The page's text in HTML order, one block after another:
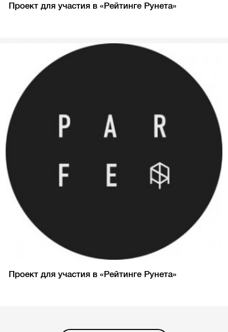
Проект для участия в «Рейтинге Рунета»
Проект для участия в «Рейтинге Рунета»